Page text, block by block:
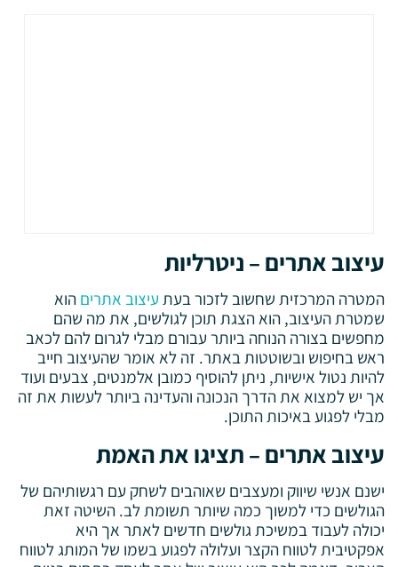
עיצוב אתרים – ניטרליות
המטרה המרכזית שחשוב לזכור בעתעיצוב אתריםהוא
שמטרת העיצוב, הוא הצגת תוכן לגולשים, את מה שהם
מחפשים בצורה הנוחה ביותר עבורם מבלי לגרום להם לכאב
ראש בחיפוש ובשוטטות באתר. זה לא אומר שהעיצוב חייב
להיות נטול אישיות, ניתן להוסיף כמובן אלמנטים, צבעים ועוד
אך יש למצוא את הדרך הנכונה והעדינה ביותר לעשות את זה
מבלי לפגוע באיכות התוכן.
עיצוב אתרים – תציגו את האמת
ישנם אנשי שיווק ומעצבים שאוהבים לשחק עם רגשותיהם של
הגולשים כדי למשוך כמה שיותר תשומת לב. השיטה זאת
יכולה לעבוד במשיכת גולשים חדשים לאתר אך היא
אפקטיבית לטווח הקצר ועלולה לפגוע בשמו של המותג לטווח